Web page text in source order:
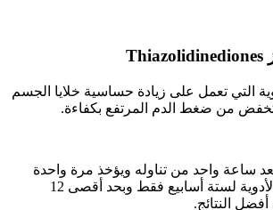
التي تعمل على زيادة حساسية خلايا الجسم
تخفض من ضغط الدم المرتفع بكفاءة.
ساعة واحد من تناوله ويؤخذ مرة واحدة
يوميا يتم وصف هذه الأدوية لستة أسابيع فقط وبحد أقصى 12
النتائج.